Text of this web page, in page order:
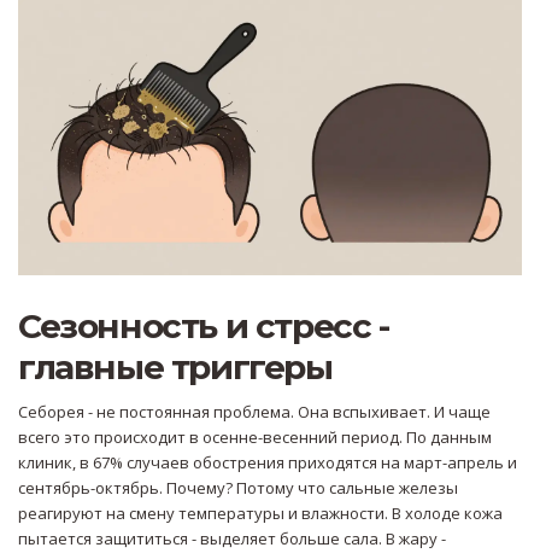
Сезонность и стресс -
главные триггеры
Себорея - не постоянная проблема. Она вспыхивает. И чаще
всего это происходит в осенне-весенний период. По данным
клиник, в 67% случаев обострения приходятся на март-апрель и
сентябрь-октябрь. Почему? Потому что сальные железы
реагируют на смену температуры и влажности. В холоде кожа
пытается защититься - выделяет больше сала. В жару -